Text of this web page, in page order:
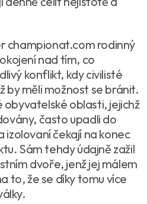
championat.com rodinný
nad tím, co
konflikt, kdy civilisté
by měli možnost se bránit.
obyvatelské oblasti, jejichž
často upadli do
izolovaní čekají na konec
Sám tehdy údajně zažil
dvoře, jenž jej málem
to, že se díky tomu více